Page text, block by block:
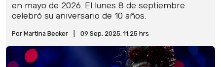
en mayo de 2026. El lunes 8 de septiembre
celebró su aniversario de 10 años.
Por Martina Becker 09 Sep, 2025. 11:25 hrs